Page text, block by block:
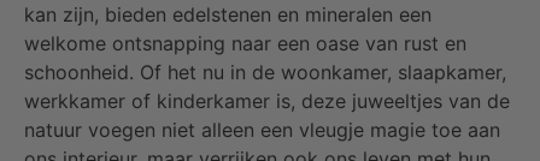
kan zijn, bieden edelstenen en mineralen een
welkome ontsnapping naar een oase van rust en
schoonheid. Of het nu in de woonkamer, slaapkamer,
werkkamer of kinderkamer is, deze juweeltjes van de
natuur voegen niet alleen een vleugje magie toe aan